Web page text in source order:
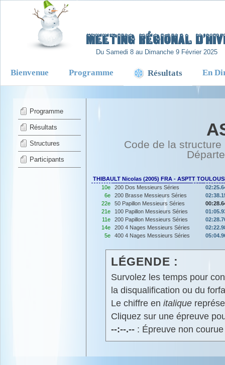
Meeting Régional
Du Samedi 8 au Dimanche 9 Février 2025
Bienvenue Programme Résultats En
Programme
Résultats
Structures
Participants
Code de la
THIBAULT Nicolas (2005) FRA - ASPTT
10e
200 Dos Messieurs Séries
6e
200 Brasse Messieurs Séries
22e
50 Papillon Messieurs Séries
21e
100 Papillon Messieurs Séries
11e
200 Papillon Messieurs Séries
14e
200 4 Nages Messieurs Séries
5e
400 4 Nages Messieurs Séries
LÉGENDE :
Survolez les temps pour
la disqualification ou du
Le chiffre en italique
Cliquez sur une épreuve
--:--.--: Épreuve non